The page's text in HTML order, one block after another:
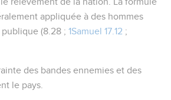
appliquée à des hommes
(8.28 ; 1Samuel 17.12 ;
des bandes ennemies et des
le pays.